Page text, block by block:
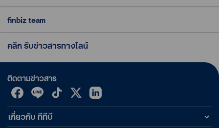
finbiz team
คลิก รับข่าวสารทางไลน์
ติดตามข่าวสาร
เกี่ยวกับ ทีทีบี